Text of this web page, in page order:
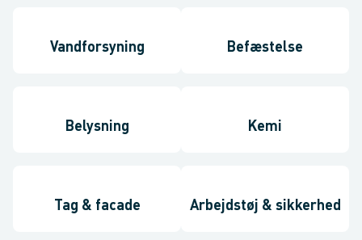
Vandforsyning Befæstelse
Belysning Kemi
Tag & facade Arbejdstøj & sikkerhed